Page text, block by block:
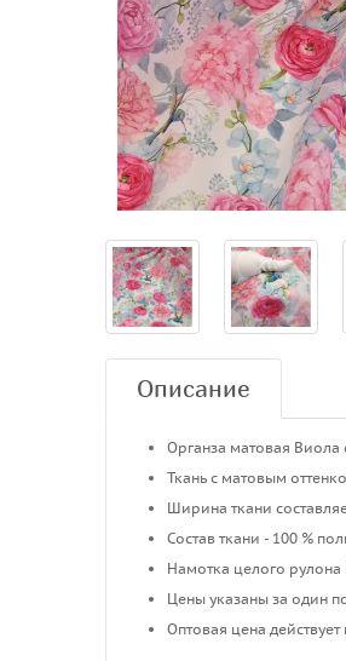
Описание
Органза матовая
Ткань с матовым
Ширина ткани
Состав ткани - 100 %
Намотка целого рулона
Цены указаны за один
Оптовая цена